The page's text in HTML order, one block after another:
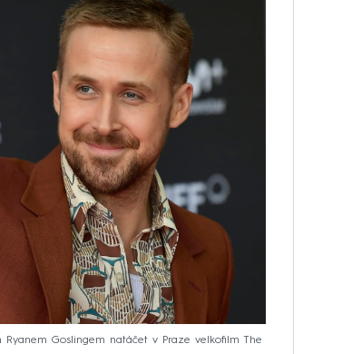
Goslingem natáčet v Praze velkofilm The